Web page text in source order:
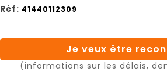
Réf: 41440112309
Je veux être
(informations sur les délais,